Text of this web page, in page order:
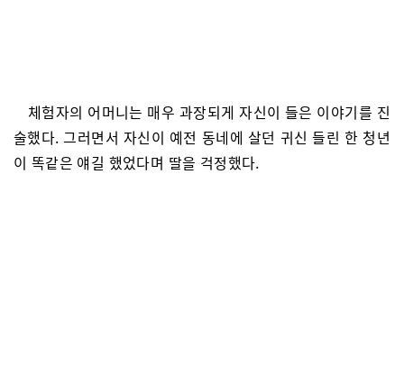
체험자의 어머니는 매우 과장되게 자신이 들은 이야기를 진
술했다. 그러면서 자신이 예전 동네에 살던 귀신 들린 한 청년
이 똑같은 얘길 했었다며 딸을 걱정했다.